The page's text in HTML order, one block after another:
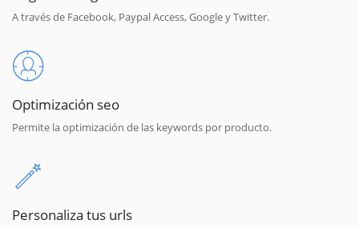
A través de Facebook, Paypal Access, Google y Twitter.
Optimización seo
Permite la optimización de las keywords por producto.
Personaliza tus urls